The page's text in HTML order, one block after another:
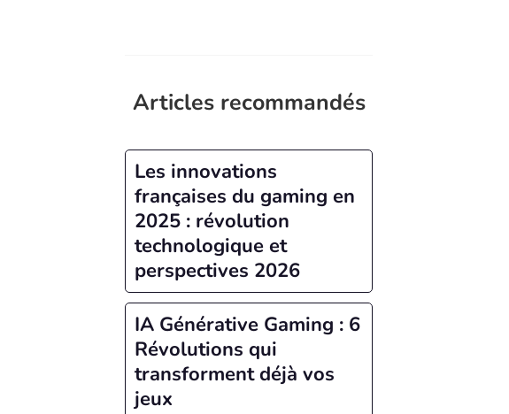
Articles recommandés
Les innovations
françaises du gaming en
2025 : révolution
technologique et
perspectives 2026
IA Générative Gaming : 6
Révolutions qui
transforment déjà vos
jeux